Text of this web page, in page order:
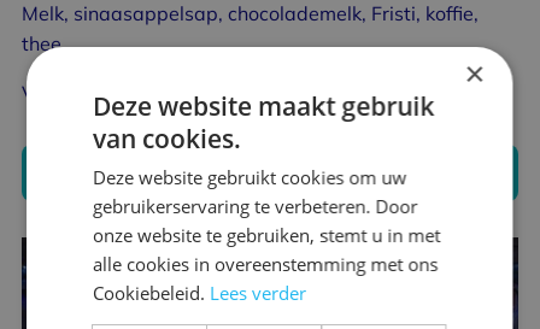
Melk, sinaasappelsap, chocolademelk, Fristi, koffie,
thee.
Voor ieder wat wils, of je nu van hartig of zoet houdt.
Tickets bestellen
×
Deze website maakt gebruik
van cookies.
Deze website gebruikt cookies om uw
gebruikerservaring te verbeteren. Door
onze website te gebruiken, stemt u in met
alle cookies in overeenstemming met ons
Cookiebeleid. Lees verder